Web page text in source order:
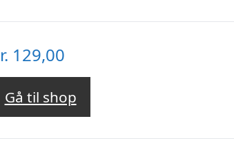
129,00
Gå til shop